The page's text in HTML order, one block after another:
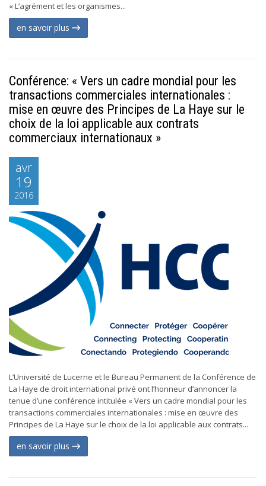
« L’agrément et les organismes...
en savoir plus
Conférence: « Vers un cadre mondial pour les
transactions commerciales internationales :
mise en œuvre des Principes de La Haye sur le
choix de la loi applicable aux contrats
commerciaux internationaux »
avr
19
2016
L’Université de Lucerne et le Bureau Permanent de la Conférence de
La Haye de droit international privé ont l’honneur d’annoncer la
tenue d’une conférence intitulée « Vers un cadre mondial pour les
transactions commerciales internationales : mise en œuvre des
Principes de La Haye sur le choix de la loi applicable aux contrats...
en savoir plus